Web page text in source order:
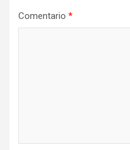
Comentario *